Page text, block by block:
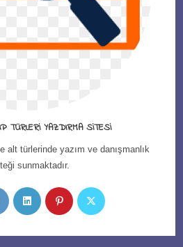
TÜRLERI YAZDIRMA SITESI
alt türlerinde yazım ve danışmanlık
sunmaktadır.
Opens
in
Opens
in
Opens
in
Opens